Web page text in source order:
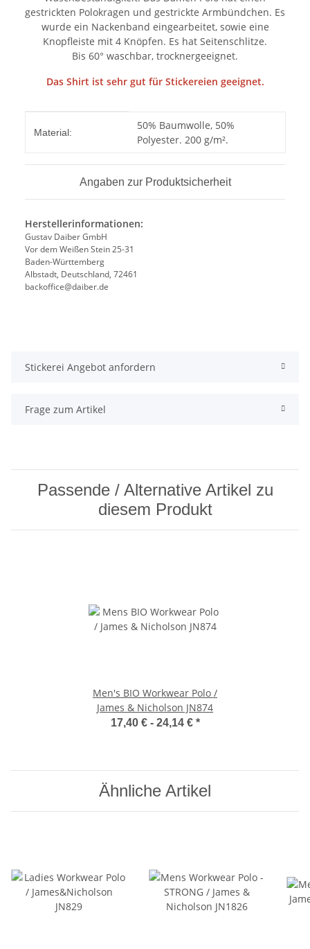
gestrickten Polokragen und gestrickte Armbündchen. Es
wurde ein Nackenband eingearbeitet, sowie eine
Knopfleiste mit 4 Knöpfen. Es hat Seitenschlitze.
Bis 60° waschbar, trocknergeeignet.
Das Shirt ist sehr gut für Stickereien geeignet.
Material:
50% Baumwolle, 50%
Polyester. 200 g/m².
Angaben zur Produktsicherheit
Herstellerinformationen:
Gustav Daiber GmbH
Vor dem Weißen Stein 25-31
Baden-Württemberg
Albstadt, Deutschland, 72461
backoffice@daiber.de
Stickerei Angebot anfordern
Frage zum Artikel
Passende / Alternative Artikel zu
diesem Produkt
Men's BIO Workwear Polo /
James & Nicholson JN874
17,40 € - 24,14 € *
Ähnliche Artikel